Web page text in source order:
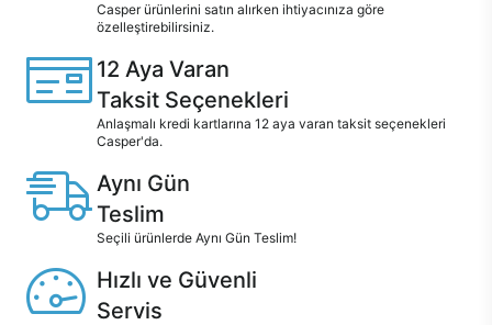
Casper ürünlerini satın alırken ihtiyacınıza göre
özelleştirebilirsiniz.
12 Aya Varan
Taksit Seçenekleri
Anlaşmalı kredi kartlarına 12 aya varan taksit seçenekleri
Casper'da.
Aynı Gün
Teslim
Seçili ürünlerde Aynı Gün Teslim!
Hızlı ve Güvenli
Servis